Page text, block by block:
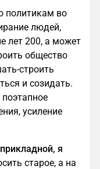
политикам во
людей,
лет 200, а может
общество
строить
и созидать.
поэтапное
усиление
я
старое, а на